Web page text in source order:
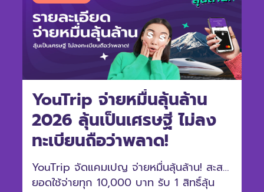
YouTrip จ่ายหมื่นลุ้นล้าน
2026 ลุ้นเป็นเศรษฐี ไม่ลง
ทะเบียนถือว่าพลาด!
YouTrip จัดแคมเปญ จ่ายหมื่นลุ้นล้าน! สะสม
ยอดใช้จ่ายทุก 10,000 บาท รับ 1 สิทธิ์ลุ้น